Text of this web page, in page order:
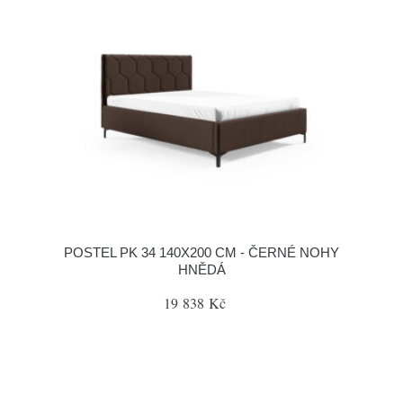
POSTEL PK 34 140X200 CM - ČERNÉ NOHY
HNĚDÁ
19 838 Kč